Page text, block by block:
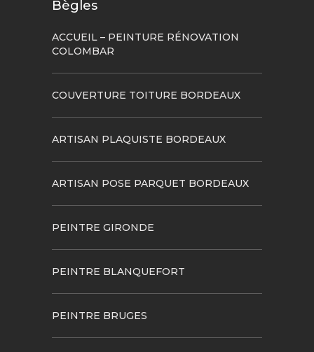
Bègles
ACCUEIL – PEINTURE RÉNOVATION
COLOMBAR
COUVERTURE TOITURE BORDEAUX
ARTISAN PLAQUISTE BORDEAUX
ARTISAN POSE PARQUET BORDEAUX
PEINTRE GIRONDE
PEINTRE BLANQUEFORT
PEINTRE BRUGES